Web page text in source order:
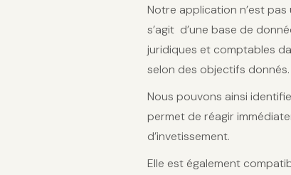
Notre application n’est pas
s’agit d’une base de
juridiques et comptables
selon des objectifs donnés.
Nous pouvons ainsi
permet de réagir
d’invetissement.
Elle est également